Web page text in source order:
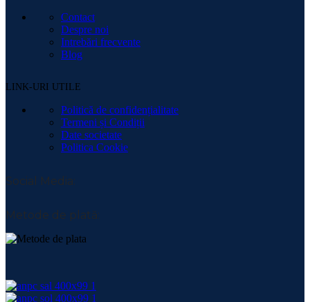
Contact
Despre noi
Intrebări frecvente
Blog
LINK-URI UTILE
Politică de confidențialitate
Termeni și Condiții
Date societate
Politica Cookie
Social Media:
Metode de plată: